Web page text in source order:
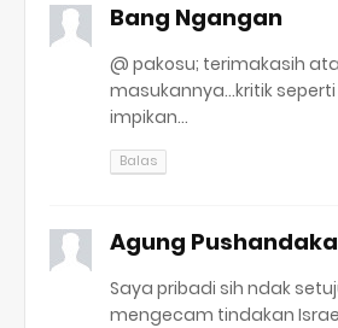
Bang Ngangan
@ pakosu; terimakasih
masukannya...kritik
impikan...
Balas
Agung Pushandaka
Saya pribadi sih ndak
mengecam tindakan